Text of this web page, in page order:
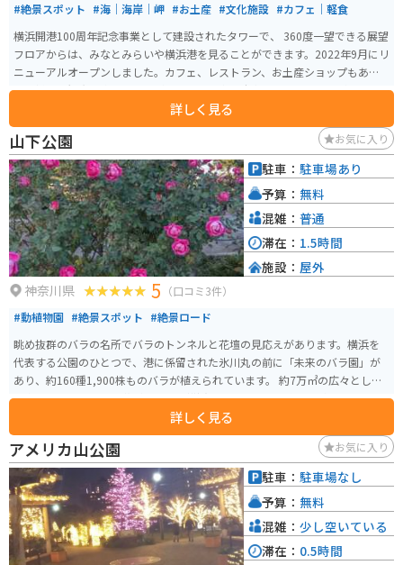
#絶景スポット #海｜海岸｜岬 #お土産 #文化施設 #カフェ｜軽食
横浜開港100周年記念事業として建設されたタワーで、 360度一望できる展望
フロアからは、みなとみらいや横浜港を見ることができます。2022年9月にリ
ニューアルオープンしました。カフェ、レストラン、お土産ショップもあ
り、様々な観光を楽しむことができます。専用駐車場はありませんが、周辺
は山下公園の駐車場など多数の大型駐車場があります。夜は夜景もきれい
で、デートスポットにもおすすめです。
詳しく見る
山下公園 お気に入り
神奈川県 5 （口コミ3件）
#動植物園 #絶景スポット #絶景ロード
眺め抜群のバラの名所でバラのトンネルと花壇の見応えがあります。横浜を
代表する公園のひとつで、港に係留された氷川丸の前に「未来のバラ園」が
あり、約160種1,900株ものバラが植えられています。 約7万㎡の広々とした
園内には四季折々の草花があふれ、横浜ベイブリッジを眺めながら、ゆった
りと散策を楽しめます。冬にイルミネーションを主体とした光の演出は幻想
的です。
詳しく見る
駐車： 駐車場あり
予算： 無料
混雑： 普通
滞在： 1.5時間
施設： 屋外
アメリカ山公園 お気に入り
駐車： 駐車場なし
予算： 無料
混雑： 少し空いている
滞在： 0.5時間